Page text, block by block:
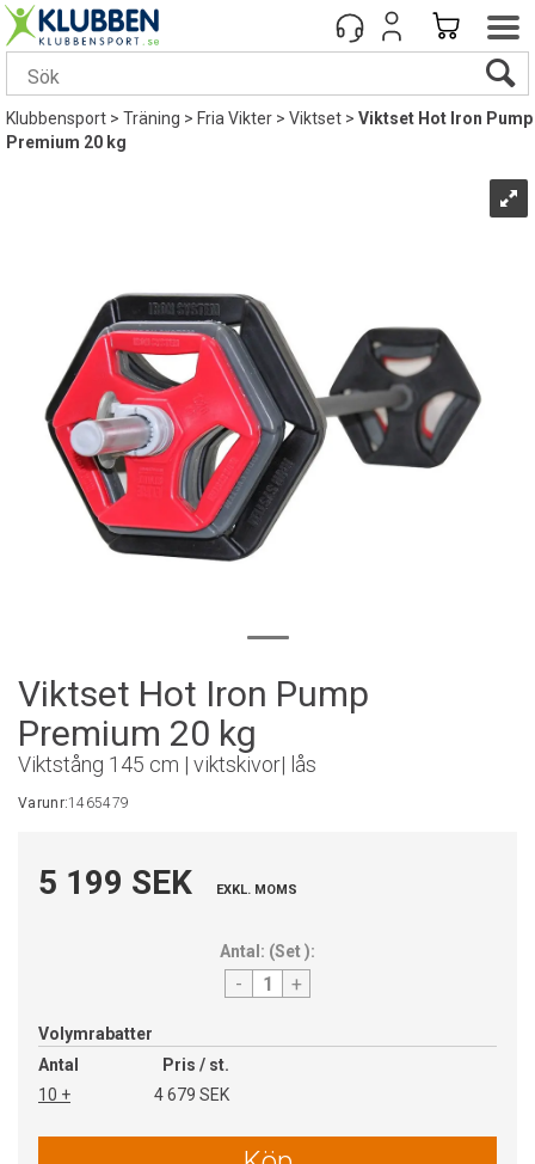
Klubbensport>Träning>Fria Vikter>Viktset>Viktset Hot Iron Pump
Premium 20 kg
Viktset Hot Iron Pump
Premium 20 kg
Viktstång 145 cm | viktskivor| lås
Varunr:1465479
5 199 SEK EXKL. MOMS
Antal: (Set):
- +
Volymrabatter
Antal
Pris / st.
10 +
4 679 SEK